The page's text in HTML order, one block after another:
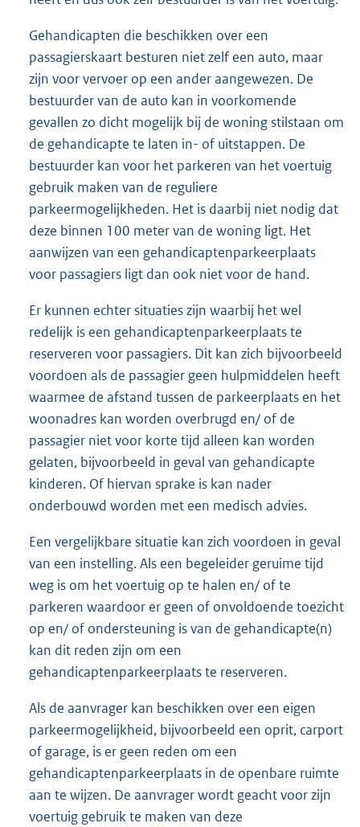
Gehandicapten die beschikken over een
passagierskaart besturen niet zelf een auto, maar
zijn voor vervoer op een ander aangewezen. De
bestuurder van de auto kan in voorkomende
gevallen zo dicht mogelijk bij de woning stilstaan om
de gehandicapte te laten in- of uitstappen. De
bestuurder kan voor het parkeren van het voertuig
gebruik maken van de reguliere
parkeermogelijkheden. Het is daarbij niet nodig dat
deze binnen 100 meter van de woning ligt. Het
aanwijzen van een gehandicaptenparkeerplaats
voor passagiers ligt dan ook niet voor de hand.
Er kunnen echter situaties zijn waarbij het wel
redelijk is een gehandicaptenparkeerplaats te
reserveren voor passagiers. Dit kan zich bijvoorbeeld
voordoen als de passagier geen hulpmiddelen heeft
waarmee de afstand tussen de parkeerplaats en het
woonadres kan worden overbrugd en/ of de
passagier niet voor korte tijd alleen kan worden
gelaten, bijvoorbeeld in geval van gehandicapte
kinderen. Of hiervan sprake is kan nader
onderbouwd worden met een medisch advies.
Een vergelijkbare situatie kan zich voordoen in geval
van een instelling. Als een begeleider geruime tijd
weg is om het voertuig op te halen en/ of te
parkeren waardoor er geen of onvoldoende toezicht
op en/ of ondersteuning is van de gehandicapte(n)
kan dit reden zijn om een
gehandicaptenparkeerplaats te reserveren.
Als de aanvrager kan beschikken over een eigen
parkeermogelijkheid, bijvoorbeeld een oprit, carport
of garage, is er geen reden om een
gehandicaptenparkeerplaats in de openbare ruimte
aan te wijzen. De aanvrager wordt geacht voor zijn
voertuig gebruik te maken van deze